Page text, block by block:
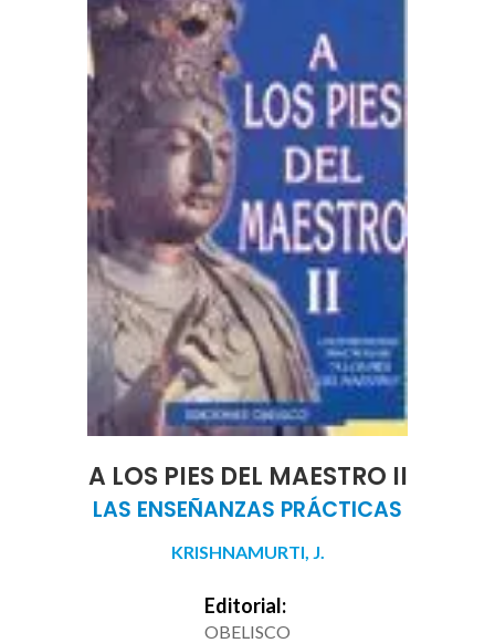
A LOS PIES DEL MAESTRO II
LAS ENSEÑANZAS PRÁCTICAS
KRISHNAMURTI, J.
Editorial:
OBELISCO